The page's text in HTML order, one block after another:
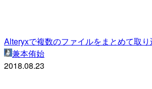
Alteryxで複数のファイルをまとめて取
兼本侑始
2018.08.23